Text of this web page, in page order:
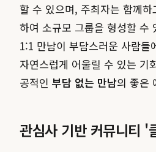
할 수 있으며, 주최자는 함께
하여 소규모 그룹을 형성할 수
1:1 만남이 부담스러운 사람들
자연스럽게 어울릴 수 있는 기
공적인 부담 없는 만남의 좋은
관심사 기반 커뮤니티 '